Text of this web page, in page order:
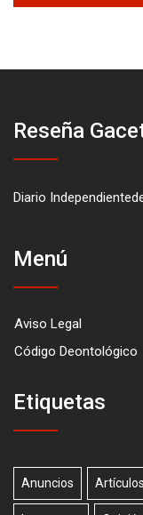
Reseña
Diario
Menú
Aviso Legal
Código Deontológico
Etiquetas
Anuncios Artículos